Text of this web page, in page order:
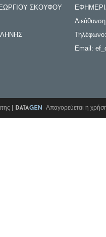
ΣΚΟΥΦΟΥ
Email:
| Απαγορεύεται η